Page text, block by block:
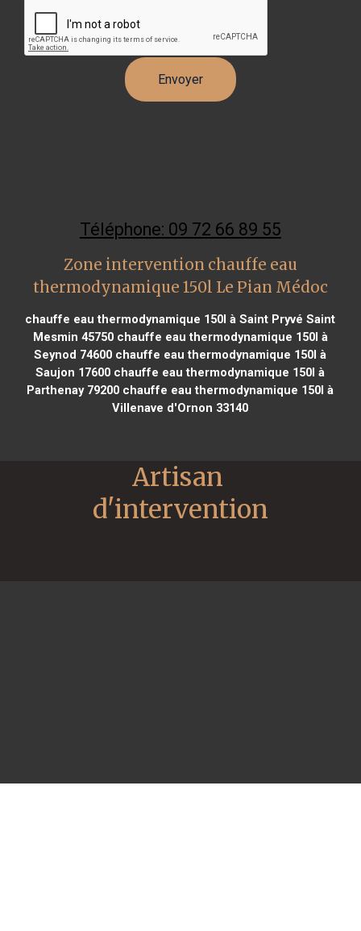
Téléphone: 09 72 66 89 55
Zone intervention chauffe eau
thermodynamique 150l Le Pian Médoc
chauffe eau thermodynamique 150l à Saint Pryvé Saint
Mesmin 45750chauffe eau thermodynamique 150l à
Seynod 74600 chauffe eau thermodynamique 150l à
Saujon 17600 chauffe eau thermodynamique 150l à
Parthenay 79200 chauffe eau thermodynamique 150l à
Villenave d'Ornon 33140
Artisan
d'intervention